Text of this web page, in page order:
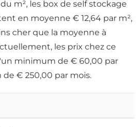
du m², les box de self stockage
en moyenne € 12,64 par m²,
cher que la moyenne à
les prix chez ce
minimum de € 60,00 par
€ 250,00 par mois.